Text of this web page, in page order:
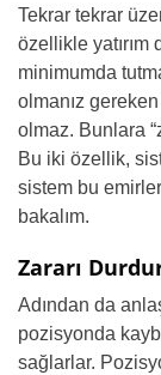
Tekrar tekrar
özellikle
minimumda
olmanız
olmaz. Bunlara
Bu iki özellik,
sistem bu
bakalım.
Zararı
Adından da
pozisyonda
sağlarlar.